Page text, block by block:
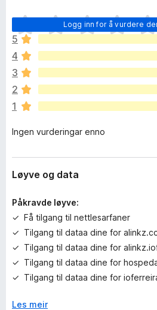
Logg inn for å vurdere
I
n
g
e
n
v
u
r
e
i
n
a
e
n
n
o
5
4
3
2
1
Ingen vurderingar enno
Løyve og data
Påkravde løyve:
Få tilgang til nettlesarfaner
Tilgang til dataa dine for
Tilgang til dataa dine for
Tilgang til dataa dine for
Tilgang til dataa dine for
Les meir